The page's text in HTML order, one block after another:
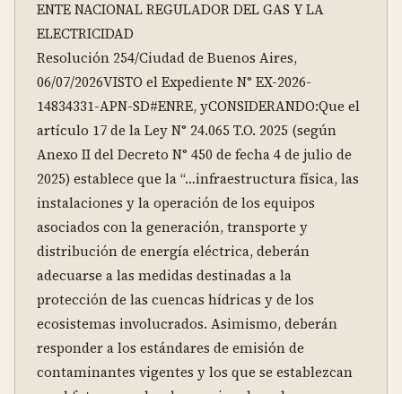
ENTE NACIONAL REGULADOR DEL GAS Y LA
ELECTRICIDAD
Resolución 254/Ciudad de Buenos Aires,
06/07/2026VISTO el Expediente N° EX-2026-
14834331-APN-SD#ENRE, yCONSIDERANDO:Que el
artículo 17 de la Ley N° 24.065 T.O. 2025 (según
Anexo II del Decreto N° 450 de fecha 4 de julio de
2025) establece que la “…infraestructura física, las
instalaciones y la operación de los equipos
asociados con la generación, transporte y
distribución de energía eléctrica, deberán
adecuarse a las medidas destinadas a la
protección de las cuencas hídricas y de los
ecosistemas involucrados. Asimismo, deberán
responder a los estándares de emisión de
contaminantes vigentes y los que se establezcan